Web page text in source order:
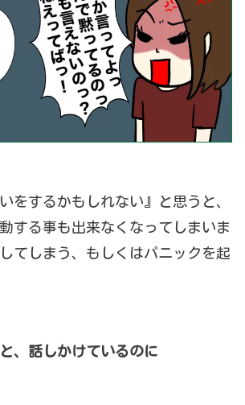
をするかもしれない』と思うと、
する事も出来なくなってしまいま
てしまう、もしくはパニックを起
、話しかけているのに